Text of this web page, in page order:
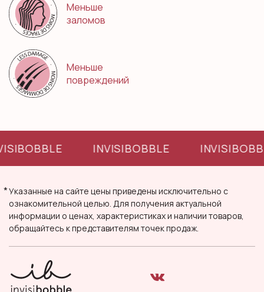
Меньше
заломов
Меньше
повреждений
INVISIBOBBLE
*Указанные на сайте цены приведены исключительно с
ознакомительной целью. Для получения актуальной
информации о ценах, характеристиках и наличии товаров,
обращайтесь к представителям точек продаж.